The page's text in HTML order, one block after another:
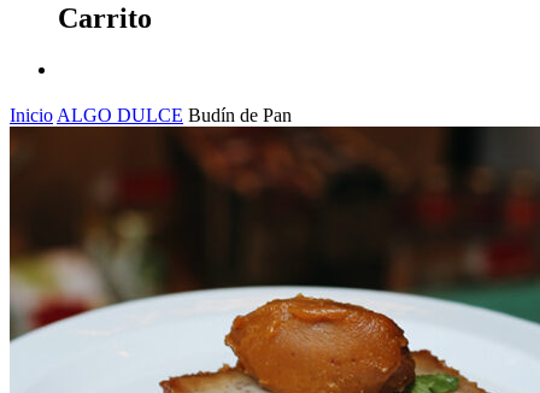
Carrito
Inicio ALGO DULCE Budín de Pan